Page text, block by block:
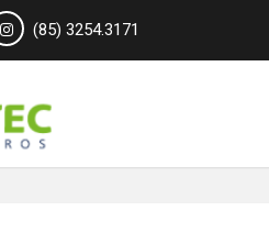
(85) 3254.3171